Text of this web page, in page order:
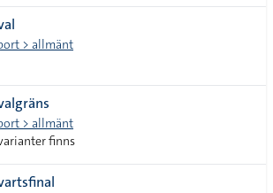
> allmänt
> allmänt
finns